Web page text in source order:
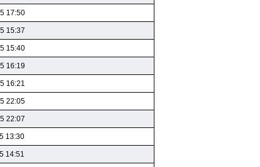
17:50
15:37
15:40
16:19
16:21
22:05
22:07
13:30
14:51